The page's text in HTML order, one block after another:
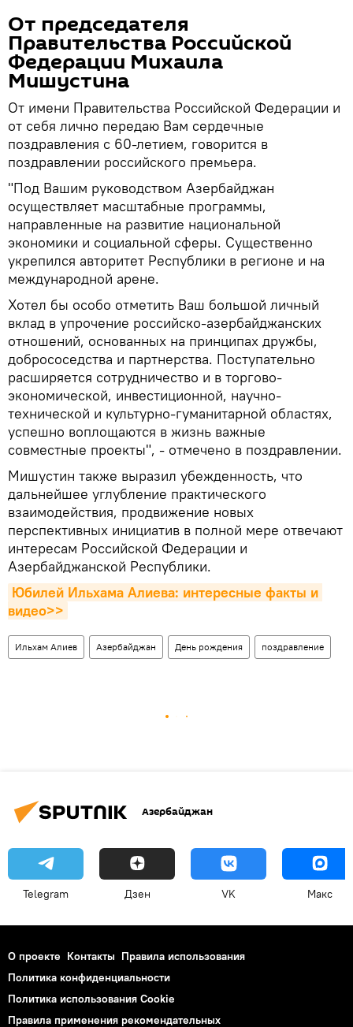
От председателя
Правительства Российской
Федерации Михаила
Мишустина
От имени Правительства Российской Федерации и
от себя лично передаю Вам сердечные
поздравления с 60-летием, говорится в
поздравлении российского премьера.
"Под Вашим руководством Азербайджан
осуществляет масштабные программы,
направленные на развитие национальной
экономики и социальной сферы. Существенно
укрепился авторитет Республики в регионе и на
международной арене.
Хотел бы особо отметить Ваш большой личный
вклад в упрочение российско-азербайджанских
отношений, основанных на принципах дружбы,
добрососедства и партнерства. Поступательно
расширяется сотрудничество и в торгово-
экономической, инвестиционной, научно-
технической и культурно-гуманитарной областях,
успешно воплощаются в жизнь важные
совместные проекты", - отмечено в поздравлении.
Мишустин также выразил убежденность, что
дальнейшее углубление практического
взаимодействия, продвижение новых
перспективных инициатив в полной мере отвечают
интересам Российской Федерации и
Азербайджанской Республики.
Юбилей Ильхама Алиева: интересные факты и
видео>>
Ильхам Алиев Азербайджан День рождения поздравление
Азербайджан
Telegram Дзен VK Макс
О проекте Контакты Правила использования
Политика конфиденциальности
Политика использования Cookie
Правила применения рекомендательных